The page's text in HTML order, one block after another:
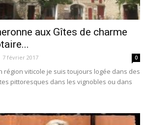
aux Gîtes de charme
7 février 2017 0
région viticole je suis toujours logée dans des
pittoresques dans les vignobles ou dans